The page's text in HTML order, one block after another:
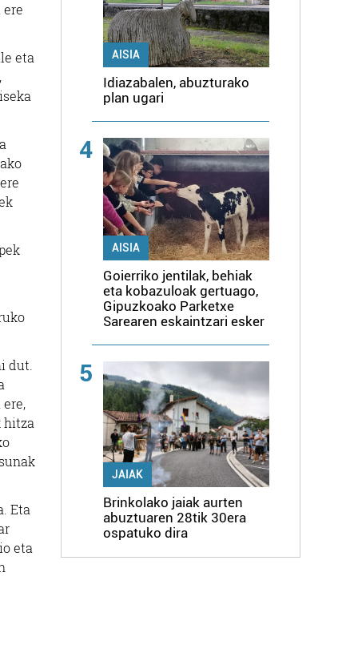
eta
dut.
hitza
Eta
eta
AISIA
Idiazabalen, abuzturako
plan ugari
4
AISIA
Goierriko jentilak, behiak
eta kobazuloak gertuago,
Gipuzkoako Parketxe
Sarearen eskaintzari esker
5
JAIAK
Brinkolako jaiak aurten
abuztuaren 28tik 30era
ospatuko dira